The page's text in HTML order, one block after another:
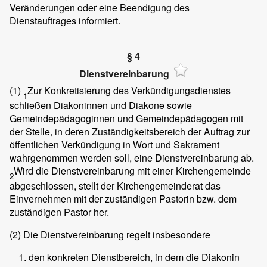
Veränderungen oder eine Beendigung des
Dienstauftrages informiert.
§ 4
Dienstvereinbarung
(1) 1Zur Konkretisierung des Verkündigungsdienstes
schließen Diakoninnen und Diakone sowie
Gemeindepädagoginnen und Gemeindepädagogen mit
der Stelle, in deren Zuständigkeitsbereich der Auftrag zur
öffentlichen Verkündigung in Wort und Sakrament
wahrgenommen werden soll, eine Dienstvereinbarung ab.
2Wird die Dienstvereinbarung mit einer Kirchengemeinde
abgeschlossen, stellt der Kirchengemeinderat das
Einvernehmen mit der zuständigen Pastorin bzw. dem
zuständigen Pastor her.
(2) Die Dienstvereinbarung regelt insbesondere
den konkreten Dienstbereich, in dem die Diakonin